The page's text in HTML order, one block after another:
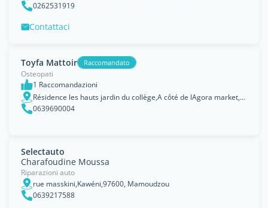
0262531919
Contattaci
Toyfa Mattoir Raccomandato
Osteopati
1 Raccomandazioni
Résidence les hauts jardin du collège,A côté de lAgora market, Mamoudzou
0639690004
Selectauto
Charafoudine Moussa
Riparazioni auto
rue masskini,Kawéni,97600, Mamoudzou
0639217588